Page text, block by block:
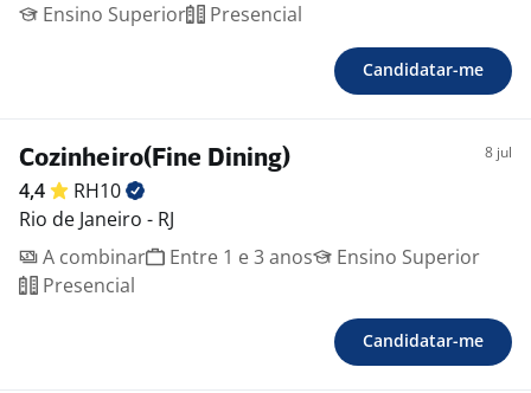
Ensino Superior
Presencial
Candidatar-me
Cozinheiro(Fine Dining) 8 jul
4,4
RH10
Rio de Janeiro - RJ
A combinar
Entre 1 e 3 anos
Ensino Superior
Presencial
Candidatar-me